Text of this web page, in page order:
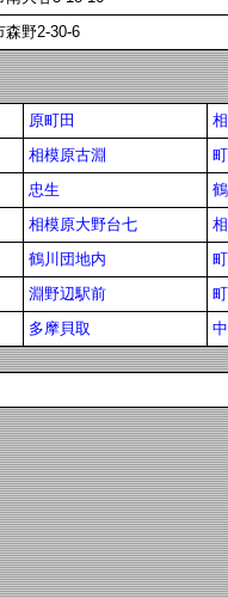
森野2-30-6
原町田
相模原古淵
忠生
相模原大野台七
鶴川団地内
淵野辺駅前
多摩貝取